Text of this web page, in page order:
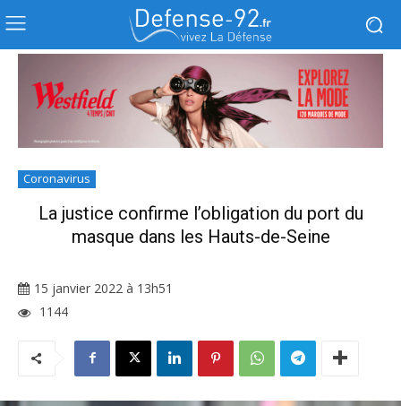
Coronavirus
La justice confirme l’obligation du port du
masque dans les Hauts-de-Seine
15 janvier 2022 à 13h51
1144